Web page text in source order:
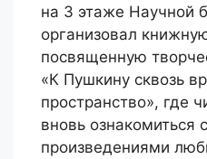
на 3 этаже Научной
организовал
посвященную
«К Пушкину сквозь
пространство», где
вновь ознакомиться
произведениями